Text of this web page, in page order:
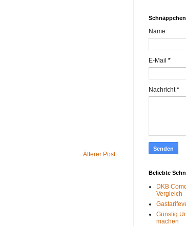
Älterer Post
Name
E-Mail *
Nachricht*
Beliebte
DKB
Vergleich
Günstig
machen